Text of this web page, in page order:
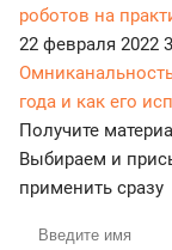
роботов на
22 февраля 2022
года и как его
Получите
Выбираем и
применить сразу